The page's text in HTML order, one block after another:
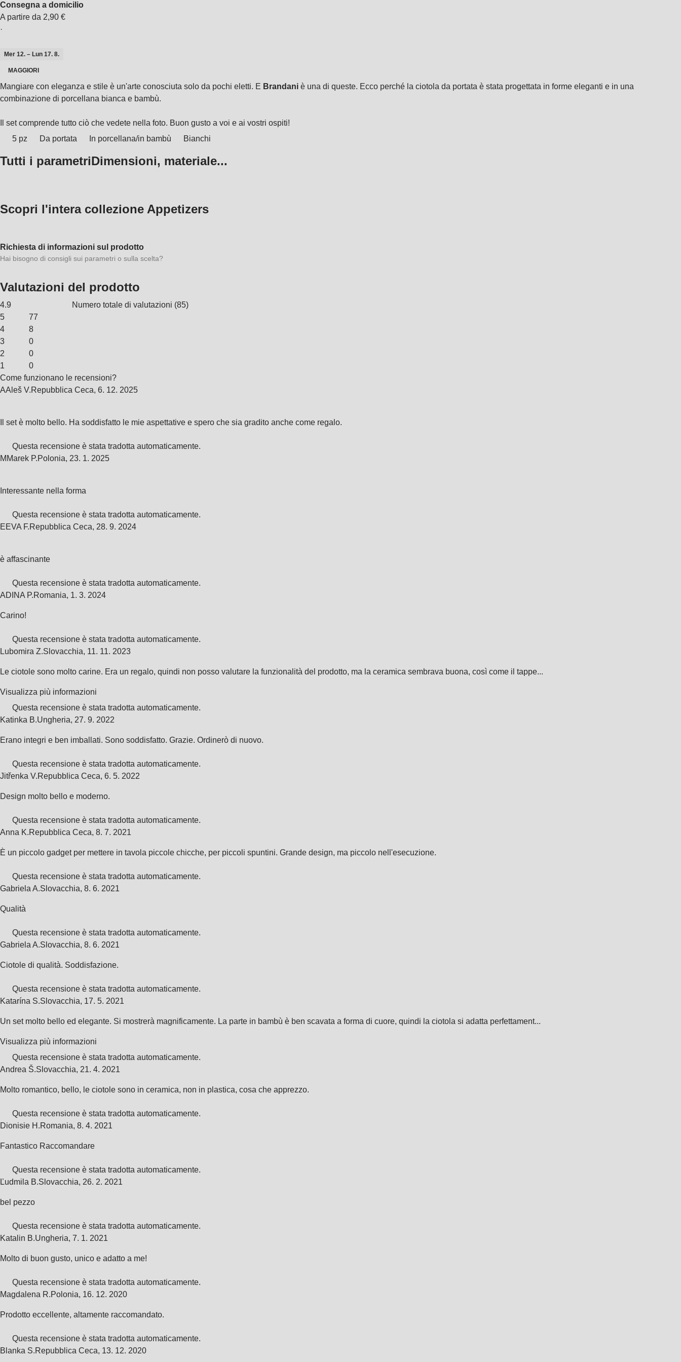
Consegna a domicilio
A partire da 2,90 €
·
Mer 12. – Lun 17. 8.
MAGGIORI
Mangiare con eleganza e stile è un'arte conosciuta solo da pochi eletti. E Brandani è una di queste. Ecco perché la ciotola da portata è stata progettata in forme eleganti e in una
combinazione di porcellana bianca e bambù.
Il set comprende tutto ciò che vedete nella foto. Buon gusto a voi e ai vostri ospiti!
5 pz
Da portata In porcellana/in bambù Bianchi
Tutti i parametriDimensioni, materiale...
Scopri l'intera collezione Appetizers
Richiesta di informazioni sul prodotto
Hai bisogno di consigli sui parametri o sulla scelta?
Valutazioni del prodotto
4.9 Numero totale di valutazioni (85)
5
77
4
8
3
0
2
0
1
0
Come funzionano le recensioni?
AAleš V.Repubblica Ceca, 6. 12. 2025
Il set è molto bello. Ha soddisfatto le mie aspettative e spero che sia gradito anche come regalo.
Questa recensione è stata tradotta automaticamente.
M Marek P.Polonia, 23. 1. 2025
Interessante nella forma
Questa recensione è stata tradotta automaticamente.
EEVA F.Repubblica Ceca, 28. 9. 2024
è affascinante
Questa recensione è stata tradotta automaticamente.
ADINA P.Romania, 1. 3. 2024
Carino!
Questa recensione è stata tradotta automaticamente.
Lubomira Z.Slovacchia, 11. 11. 2023
Le ciotole sono molto carine. Era un regalo, quindi non posso valutare la funzionalità del prodotto, ma la ceramica sembrava buona, così come il tappe...
Visualizza più informazioni
Questa recensione è stata tradotta automaticamente.
Katinka B.Ungheria, 27. 9. 2022
Erano integri e ben imballati. Sono soddisfatto. Grazie. Ordinerò di nuovo.
Questa recensione è stata tradotta automaticamente.
Jitřenka V.Repubblica Ceca, 6. 5. 2022
Design molto bello e moderno.
Questa recensione è stata tradotta automaticamente.
Anna K.Repubblica Ceca, 8. 7. 2021
È un piccolo gadget per mettere in tavola piccole chicche, per piccoli spuntini. Grande design, ma piccolo nell'esecuzione.
Questa recensione è stata tradotta automaticamente.
Gabriela A.Slovacchia, 8. 6. 2021
Qualità
Questa recensione è stata tradotta automaticamente.
Gabriela A.Slovacchia, 8. 6. 2021
Ciotole di qualità. Soddisfazione.
Questa recensione è stata tradotta automaticamente.
Katarína S.Slovacchia, 17. 5. 2021
Un set molto bello ed elegante. Si mostrerà magnificamente. La parte in bambù è ben scavata a forma di cuore, quindi la ciotola si adatta perfettament...
Visualizza più informazioni
Questa recensione è stata tradotta automaticamente.
Andrea Š.Slovacchia, 21. 4. 2021
Molto romantico, bello, le ciotole sono in ceramica, non in plastica, cosa che apprezzo.
Questa recensione è stata tradotta automaticamente.
Dionisie H.Romania, 8. 4. 2021
Fantastico Raccomandare
Questa recensione è stata tradotta automaticamente.
Ľudmila B.Slovacchia, 26. 2. 2021
bel pezzo
Questa recensione è stata tradotta automaticamente.
Katalin B.Ungheria, 7. 1. 2021
Molto di buon gusto, unico e adatto a me!
Questa recensione è stata tradotta automaticamente.
Magdalena R.Polonia, 16. 12. 2020
Prodotto eccellente, altamente raccomandato.
Questa recensione è stata tradotta automaticamente.
Blanka S.Repubblica Ceca, 13. 12. 2020